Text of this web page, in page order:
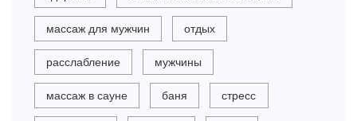
массаж для мужчин отдых
расслабление мужчины
массаж в сауне баня стресс